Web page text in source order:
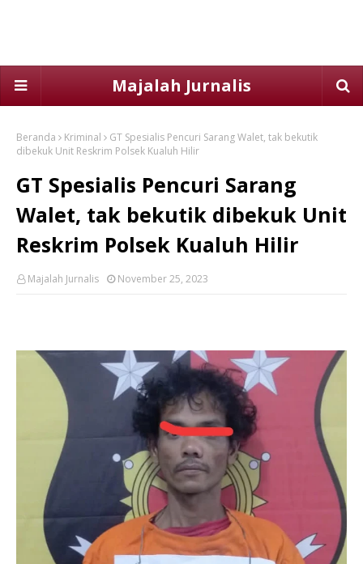
Majalah Jurnalis
Beranda Kriminal
GT Spesialis Pencuri Sarang Walet, tak bekutik
dibekuk Unit Reskrim Polsek Kualuh Hilir
GT Spesialis Pencuri Sarang
Walet, tak bekutik dibekuk Unit
Reskrim Polsek Kualuh Hilir
Majalah Jurnalis November 25, 2023